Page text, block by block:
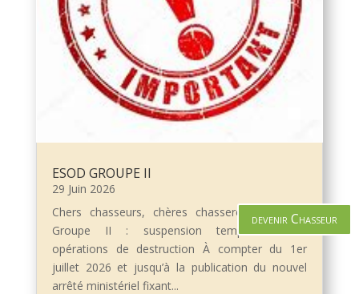
ESOD GROUPE II
29 Juin 2026
Chers chasseurs, chères chasseresses, ESOD
Groupe II : suspension temporaire des
opérations de destruction À compter du 1er
juillet 2026 et jusqu’à la publication du nouvel
arrêté ministériel fixant...
devenir Chasseur